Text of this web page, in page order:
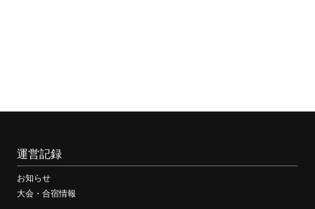
運営記録
お知らせ
大会・合宿情報